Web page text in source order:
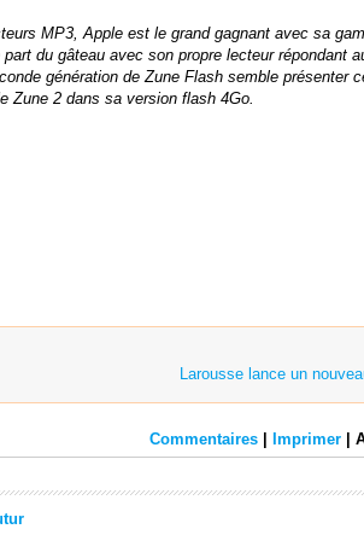
MP3, Apple est le grand gagnant avec sa
du gâteau avec son propre lecteur répondant
génération de Zune Flash semble présenter
Zune 2 dans sa version flash 4Go.
Larousse lance un
Commentaires |Imprimer |